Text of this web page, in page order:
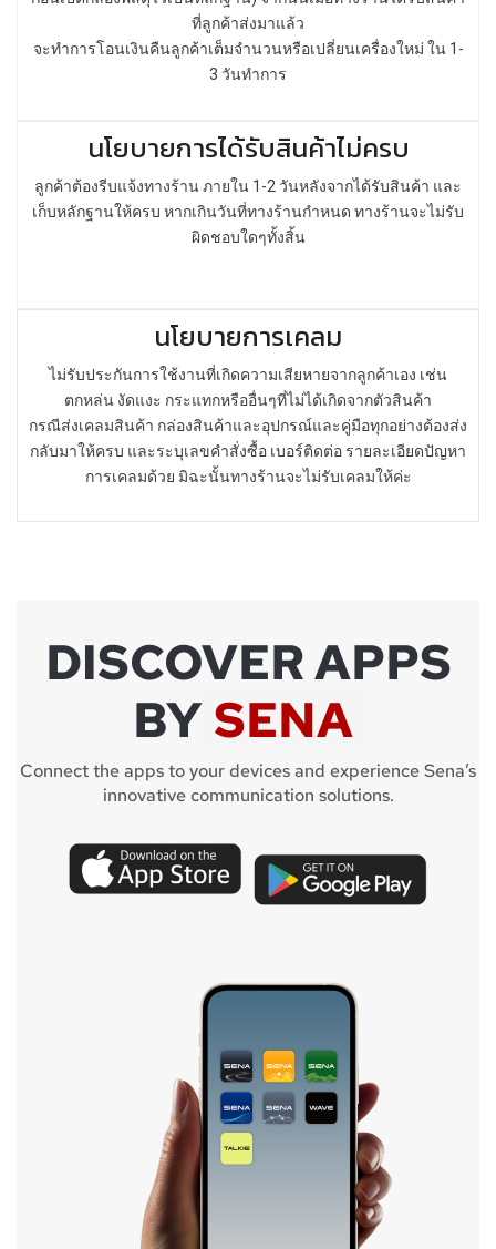
ที่ลูกค้าส่งมาแล้ว
จะทำการโอนเงินคืนลูกค้าเต็มจำนวนหรือเปลี่ยนเครื่องใหม่ ใน 1-
3 วันทำการ
นโยบายการได้รับสินค้าไม่ครบ
ลูกค้าต้องรีบแจ้งทางร้าน ภายใน 1-2 วันหลังจากได้รับสินค้า และ
เก็บหลักฐานให้ครบ หากเกินวันที่ทางร้านกำหนด ทางร้านจะไม่รับ
ผิดชอบใดๆทั้งสิ้น
นโยบายการเคลม
ไม่รับประกันการใช้งานที่เกิดความเสียหายจากลูกค้าเอง เช่น
ตกหล่น งัดแงะ กระแทกหรืออื่นๆที่ไม่ได้เกิดจากตัวสินค้า
กรณีส่งเคลมสินค้า กล่องสินค้าและอุปกรณ์และคู่มือทุกอย่างต้องส่ง
กลับมาให้ครบ และระบุเลขคำสั่งซื้อ เบอร์ติดต่อ รายละเอียดปัญหา
การเคลมด้วย มิฉะนั้นทางร้านจะไม่รับเคลมให้ค่ะ
DISCOVER APPS
BYSENA
Connect the apps to your devices and experience Sena’s
innovative communication solutions.